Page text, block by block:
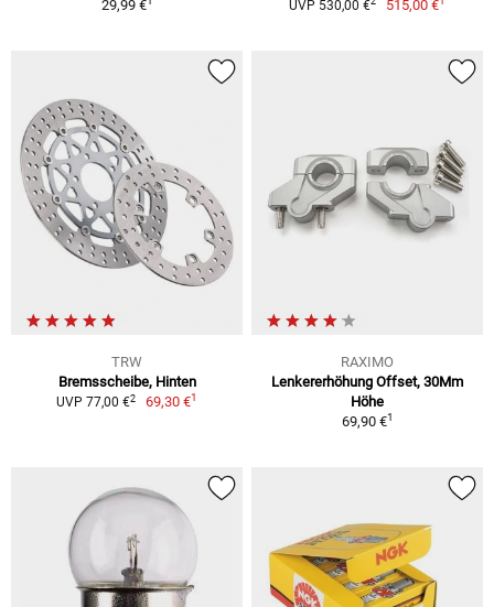
29,99 € UVP 530,00 € 515,00 €
TRW
Bremsscheibe, Hinten
UVP 77,00 €2 69,30 €1
RAXIMO
Lenkererhöhung Offset, 30Mm
Höhe
69,90 €1